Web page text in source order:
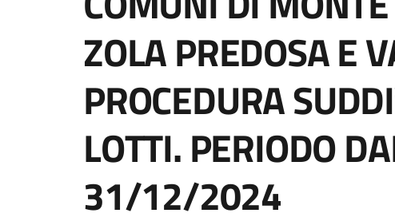
ZOLA PREDOSA E
PROCEDURA
LOTTI. PERIODO
31/12/2024